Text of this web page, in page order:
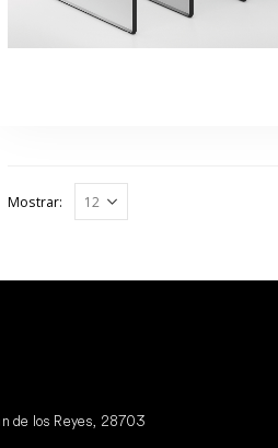
Mostrar:
de los Reyes, 28703